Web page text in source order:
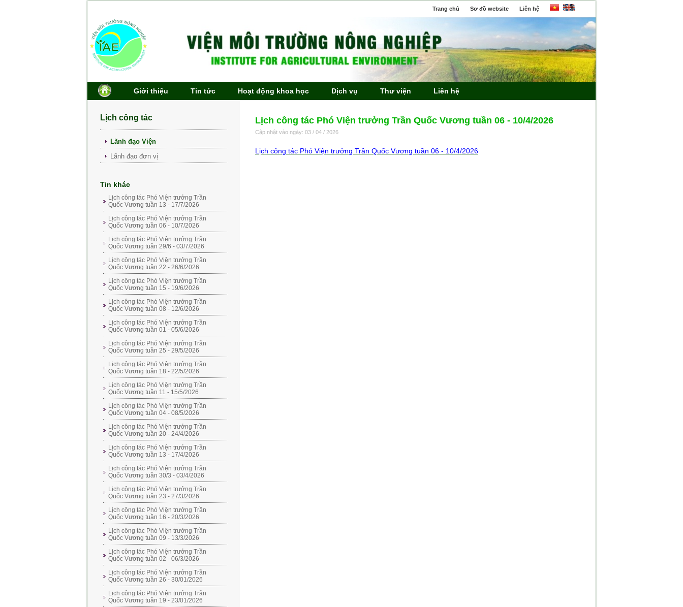
Trang chủ Sơ đồ website Liên hệ
Giới thiệu Tin tức Hoạt động khoa học Dịch vụ Thư viện Liên hệ
Lịch công tác
Lãnh đạo Viện
Lãnh đạo đơn vị
Tin khác
Lịch công tác Phó Viện trưởng Trần
Quốc Vương tuần 13 - 17/7/2026
Lịch công tác Phó Viện trưởng Trần
Quốc Vương tuần 06 - 10/7/2026
Lịch công tác Phó Viện trưởng Trần
Quốc Vương tuần 29/6 - 03/7/2026
Lịch công tác Phó Viện trưởng Trần
Quốc Vương tuần 22 - 26/6/2026
Lịch công tác Phó Viện trưởng Trần
Quốc Vương tuần 15 - 19/6/2026
Lịch công tác Phó Viện trưởng Trần
Quốc Vương tuần 08 - 12/6/2026
Lịch công tác Phó Viện trưởng Trần
Quốc Vương tuần 01 - 05/6/2026
Lịch công tác Phó Viện trưởng Trần
Quốc Vương tuần 25 - 29/5/2026
Lịch công tác Phó Viện trưởng Trần
Quốc Vương tuần 18 - 22/5/2026
Lịch công tác Phó Viện trưởng Trần
Quốc Vương tuần 11 - 15/5/2026
Lịch công tác Phó Viện trưởng Trần
Quốc Vương tuần 04 - 08/5/2026
Lịch công tác Phó Viện trưởng Trần
Quốc Vương tuần 20 - 24/4/2026
Lịch công tác Phó Viện trưởng Trần
Quốc Vương tuần 13 - 17/4/2026
Lịch công tác Phó Viện trưởng Trần
Quốc Vương tuần 30/3 - 03/4/2026
Lịch công tác Phó Viện trưởng Trần
Quốc Vương tuần 23 - 27/3/2026
Lịch công tác Phó Viện trưởng Trần
Quốc Vương tuần 16 - 20/3/2026
Lịch công tác Phó Viện trưởng Trần
Quốc Vương tuần 09 - 13/3/2026
Lịch công tác Phó Viện trưởng Trần
Quốc Vương tuần 02 - 06/3/2026
Lịch công tác Phó Viện trưởng Trần
Quốc Vương tuần 26 - 30/01/2026
Lịch công tác Phó Viện trưởng Trần
Quốc Vương tuần 19 - 23/01/2026
Lịch công tác Phó Viện trưởng Trần Quốc Vương tuần 06 - 10/4/2026
Cập nhật vào ngày: 03 / 04 / 2026
Lịch công tác Phó Viện trưởng Trần Quốc Vương tuần 06 - 10/4/2026